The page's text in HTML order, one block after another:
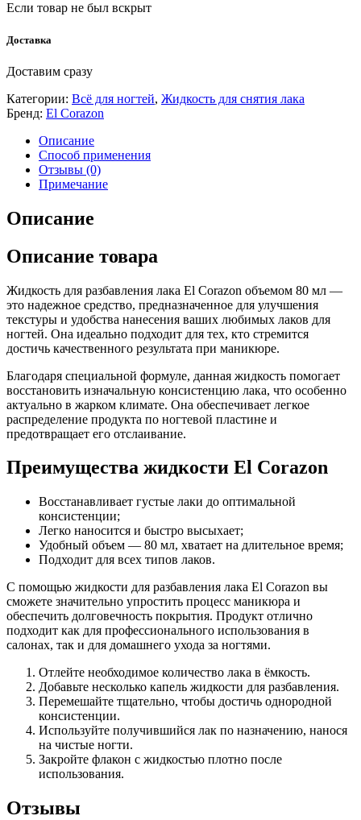
Если товар не был вскрыт
Доставка
Доставим сразу
Категории: Всё для ногтей, Жидкость для снятия лака
Бренд: El Corazon
Описание
Способ применения
Отзывы (0)
Примечание
Описание
Описание товара
Жидкость для разбавления лака El Corazon объемом 80 мл —
это надежное средство, предназначенное для улучшения
текстуры и удобства нанесения ваших любимых лаков для
ногтей. Она идеально подходит для тех, кто стремится
достичь качественного результата при маникюре.
Благодаря специальной формуле, данная жидкость помогает
восстановить изначальную консистенцию лака, что особенно
актуально в жарком климате. Она обеспечивает легкое
распределение продукта по ногтевой пластине и
предотвращает его отслаивание.
Преимущества жидкости El Corazon
Восстанавливает густые лаки до оптимальной
консистенции;
Легко наносится и быстро высыхает;
Удобный объем — 80 мл, хватает на длительное время;
Подходит для всех типов лаков.
С помощью жидкости для разбавления лака El Corazon вы
сможете значительно упростить процесс маникюра и
обеспечить долговечность покрытия. Продукт отлично
подходит как для профессионального использования в
салонах, так и для домашнего ухода за ногтями.
Отлейте необходимое количество лака в ёмкость.
Добавьте несколько капель жидкости для разбавления.
Перемешайте тщательно, чтобы достичь однородной
консистенции.
Используйте получившийся лак по назначению, нанося
на чистые ногти.
Закройте флакон с жидкостью плотно после
использования.
Отзывы